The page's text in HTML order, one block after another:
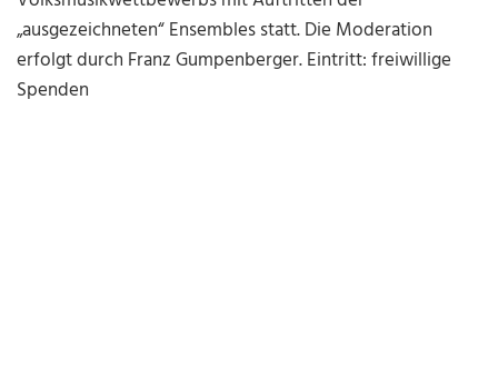
„ausgezeichneten“ Ensembles statt. Die Moderation
erfolgt durch Franz Gumpenberger. Eintritt: freiwillige
Spenden